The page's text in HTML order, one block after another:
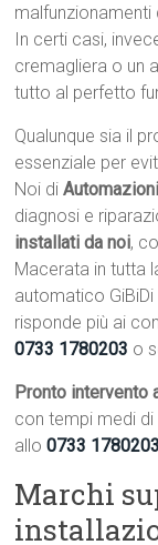
In certi casi,
cremagliera o un
tutto al perfetto
Qualunque sia il
essenziale per
Noi di
diagnosi e
installati da noi,
Macerata in tutta
automatico
risponde più ai
0733 1780203 o
Pronto intervento
con tempi medi
allo0733 1780203
Marchi